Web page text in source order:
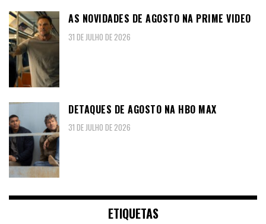
AS NOVIDADES DE AGOSTO NA PRIME VIDEO
31 DE JULHO DE 2026
DETAQUES DE AGOSTO NA HBO MAX
31 DE JULHO DE 2026
ETIQUETAS